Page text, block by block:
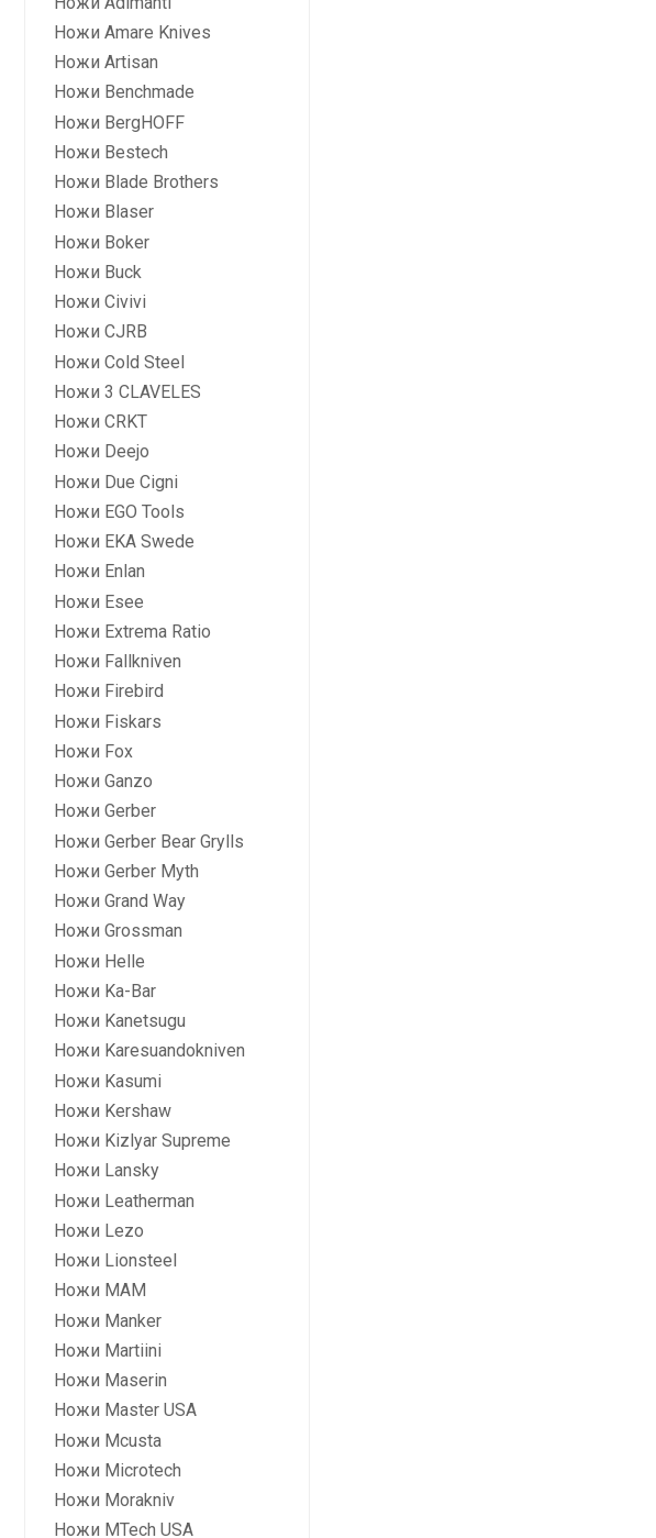
Ножи Amare Knives
Ножи Artisan
Ножи Benchmade
Ножи BergHOFF
Ножи Bestech
Ножи Blade Brothers
Ножи Blaser
Ножи Boker
Ножи Buck
Ножи Civivi
Ножи CJRB
Ножи Cold Steel
Ножи 3 CLAVELES
Ножи CRKT
Ножи Deejo
Ножи Due Cigni
Ножи EGO Tools
Ножи EKA Swede
Ножи Enlan
Ножи Esee
Ножи Extrema Ratio
Ножи Fallkniven
Ножи Firebird
Ножи Fiskars
Ножи Fox
Ножи Ganzo
Ножи Gerber
Ножи Gerber Bear Grylls
Ножи Gerber Myth
Ножи Grand Way
Ножи Grossman
Ножи Helle
Ножи Ka-Bar
Ножи Kanetsugu
Ножи Karesuandokniven
Ножи Kasumi
Ножи Kershaw
Ножи Kizlyar Supreme
Ножи Lansky
Ножи Leatherman
Ножи Lezo
Ножи Lionsteel
Ножи MAM
Ножи Manker
Ножи Martiini
Ножи Maserin
Ножи Master USA
Ножи Mcusta
Ножи Microtech
Ножи Morakniv
Ножи MTech USA